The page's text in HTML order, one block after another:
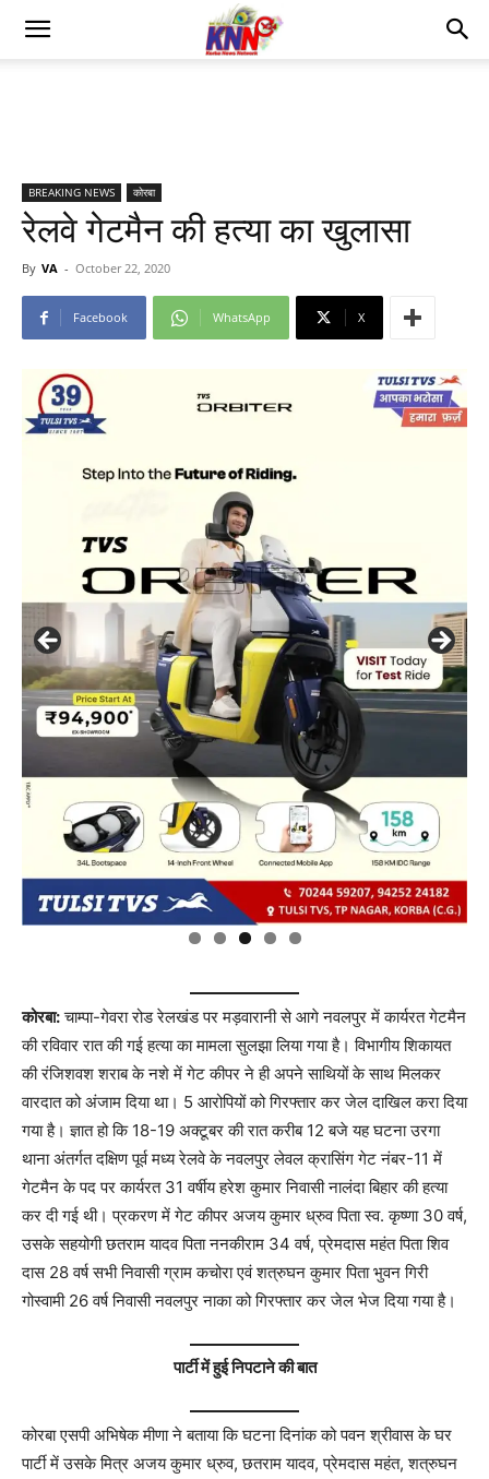
BREAKING NEWS कोरबा
रेलवे गेटमैन की हत्या का खुलासा
By VA - October 22, 2020
Facebook WhatsApp X
कोरबा:चाम्पा-गेवरा रोड रेलखंड पर मड़वारानी से आगे नवलपुर में कार्यरत गेटमैन
की रविवार रात की गई हत्या का मामला सुलझा लिया गया है। विभागीय शिकायत
की रंजिशवश शराब के नशे में गेट कीपर ने ही अपने साथियों के साथ मिलकर
वारदात को अंजाम दिया था। 5 आरोपियों को गिरफ्तार कर जेल दाखिल करा दिया
गया है। ज्ञात हो कि 18-19 अक्टूबर की रात करीब 12 बजे यह घटना उरगा
थाना अंतर्गत दक्षिण पूर्व मध्य रेलवे के नवलपुर लेवल क्रासिंग गेट नंबर-11 में
गेटमैन के पद पर कार्यरत 31 वर्षीय हरेश कुमार निवासी नालंदा बिहार की हत्या
कर दी गई थी। प्रकरण में गेट कीपर अजय कुमार ध्रुव पिता स्व. कृष्णा 30 वर्ष,
उसके सहयोगी छतराम यादव पिता ननकीराम 34 वर्ष, प्रेमदास महंत पिता शिव
दास 28 वर्ष सभी निवासी ग्राम कचोरा एवं शत्रुघन कुमार पिता भुवन गिरी
गोस्वामी 26 वर्ष निवासी नवलपुर नाका को गिरफ्तार कर जेल भेज दिया गया है।
पार्टी में हुई निपटाने की बात
कोरबा एसपी अभिषेक मीणा ने बताया कि घटना दिनांक को पवन श्रीवास के घर
पार्टी में उसके मित्र अजय कुमार ध्रुव, छतराम यादव, प्रेमदास महंत, शत्रुघन